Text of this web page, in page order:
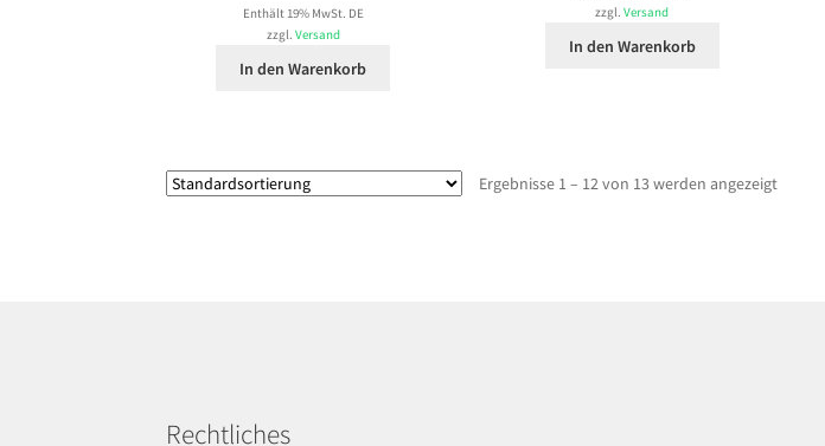
Enthält 19% MwSt. DE
zzgl. Versand
In den Warenkorb
zzgl.Versand
In den Warenkorb
Ergebnisse 1 – 12 von 13 werden angezeigt
Rechtliches